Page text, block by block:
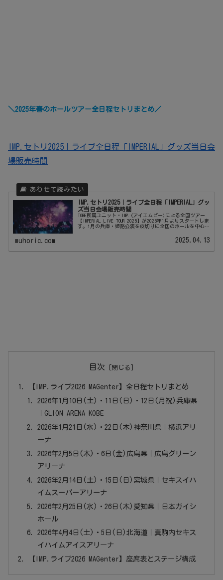
＼2025年春のホールツアー全日程セトリまとめ／
IMP.セトリ2025｜ライブ全日程「IMPERIAL」グッズ当日会
場販売時間
IMP.セトリ2025｜ライブ全日程「IMPERIAL」グッ
ズ当日会場販売時間
TOBE所属ユニット・IMP.(アイエムピー)による全国ツアー
【IMPERIAL LIVE TOUR 2025】が2025年1月よりスタートしま
す。1月の兵庫・姫路公演を皮切りに全国のホールを中心に
muhoric.com 2025.04.13
目次
【IMP.ライブ2026 MAGenter】全日程セトリまとめ
2026年1月10日(土)・11日(日)・12日(月祝)兵庫県
｜GLION ARENA KOBE
2026年1月21日(水)・22日(木)神奈川県｜横浜アリ
ーナ
2026年2月5日(木)・6日(金)広島県｜広島グリーン
アリーナ
2026年2月14日(土)・15日(日)宮城県｜セキスイハ
イムスーパーアリーナ
2026年2月25日(水)・26日(木)愛知県｜日本ガイシ
ホール
2026年4月4日(土)・5日(日)北海道｜真駒内セキス
イハイムアイスアリーナ
【IMP.ライブ2026 MAGenter】座席表とステージ構成